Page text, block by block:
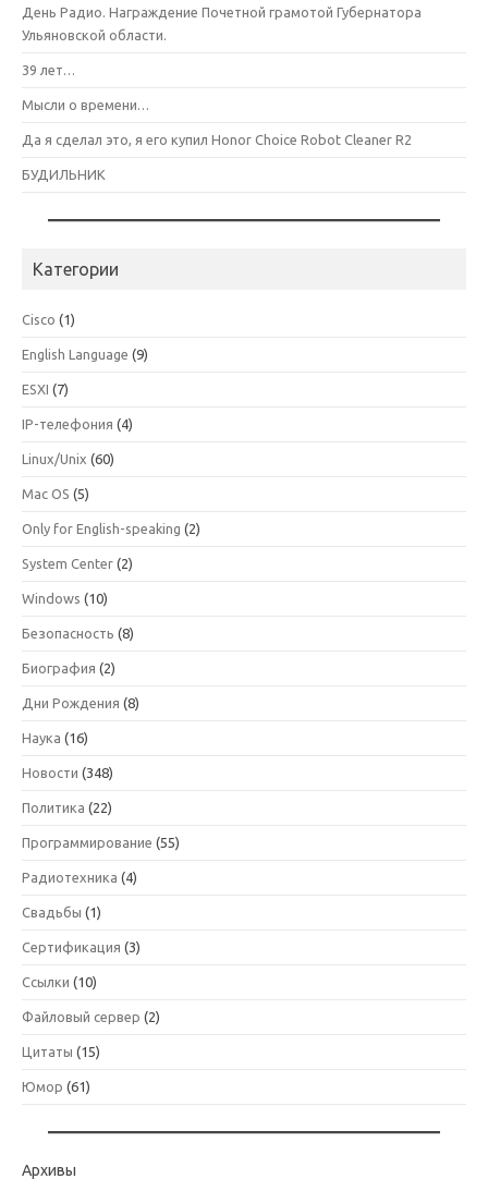
День Радио. Награждение Почетной грамотой Губернатора
Ульяновской области.
39 лет…
Мысли о времени…
Да я сделал это, я его купил Honor Choice Robot Cleaner R2
БУДИЛЬНИК
Категории
Cisco (1)
English Language (9)
ESXI (7)
IP-телефония (4)
Linux/Unix (60)
Mac OS (5)
Only for English-speaking (2)
System Center (2)
Windows (10)
Безопасность (8)
Биография (2)
Дни Рождения (8)
Наука (16)
Новости (348)
Политика (22)
Программирование (55)
Радиотехника (4)
Свадьбы (1)
Сертификация (3)
Ссылки (10)
Файловый сервер (2)
Цитаты (15)
Юмор (61)
Архивы